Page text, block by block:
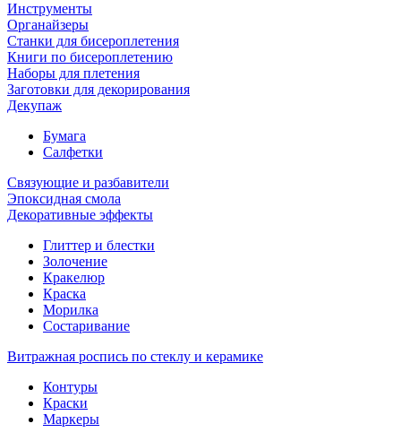
Инструменты
Органайзеры
Станки для бисероплетения
Книги по бисероплетению
Наборы для плетения
Заготовки для декорирования
Декупаж
Бумага
Салфетки
Связующие и разбавители
Эпоксидная смола
Декоративные эффекты
Глиттер и блестки
Золочение
Кракелюр
Краска
Морилка
Состаривание
Витражная роспись по стеклу и керамике
Контуры
Краски
Маркеры